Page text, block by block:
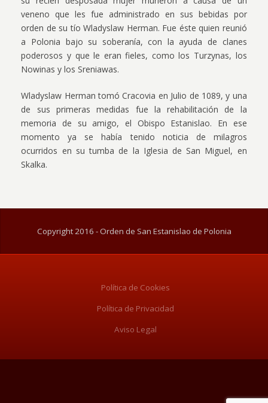
veneno que les fue administrado en sus bebidas por
orden de su tío Wladyslaw Herman. Fue éste quien reunió
a Polonia bajo su soberanía, con la ayuda de clanes
poderosos y que le eran fieles, como los Turzynas, los
Nowinas y los Sreniawas.
Wladyslaw Herman tomó Cracovia en Julio de 1089, y una
de sus primeras medidas fue la rehabilitación de la
memoria de su amigo, el Obispo Estanislao. En ese
momento ya se había tenido noticia de milagros
ocurridos en su tumba de la Iglesia de San Miguel, en
Skalka.
Copyright 2016 - Orden de San Estanislao de Polonia
Política de Cookies
Política de Privacidad
Aviso Legal